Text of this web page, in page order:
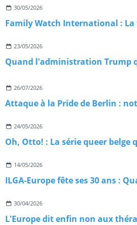
30/05/2026
23/05/2026
26/07/2026
24/05/2026
Oh, Otto! : La série queer belge
14/05/2026
30/04/2026